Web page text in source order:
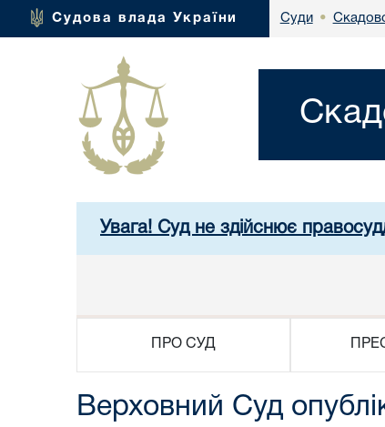
Судова влада України Суди •
Увага! Суд не здійснює
ПРО СУД
Верховний Суд